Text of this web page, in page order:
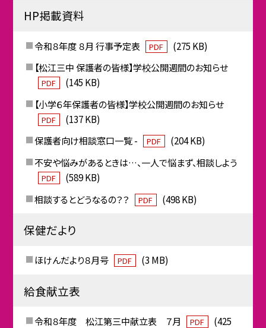
HP掲載資料
令和８年度 ８月 行事予定表 PDF
(275 KB)
【松江三中 保護者の皆様】学校公開週間のお知らせ
PDF
(145 KB)
【小学６年保護者の皆様】学校公開週間のお知らせ
PDF
(137 KB)
保護者向け相談窓口一覧 -
PDF
(204 KB)
不安や悩みがあるときは…、一人で悩まず、相談しよう
PDF
(589 KB)
相談するとどうなるの？？
PDF (498 KB)
保健だより
ほけんだより８月号 PDF (3 MB)
給食献立表
令和８年度 松江第三中献立表 ７月 PDF
(425